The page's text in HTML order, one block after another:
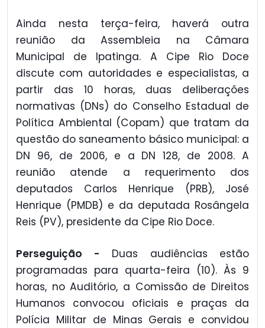
Ainda nesta terça-feira, haverá outra
reunião da Assembleia na Câmara
Municipal de Ipatinga. A Cipe Rio Doce
discute com autoridades e especialistas, a
partir das 10 horas, duas deliberações
normativas (DNs) do Conselho Estadual de
Política Ambiental (Copam) que tratam da
questão do saneamento básico municipal: a
DN 96, de 2006, e a DN 128, de 2008. A
reunião atende a requerimento dos
deputados Carlos Henrique (PRB), José
Henrique (PMDB) e da deputada Rosângela
Reis (PV), presidente da Cipe Rio Doce.
Perseguição - Duas audiências estão
programadas para quarta-feira (10). Às 9
horas, no Auditório, a Comissão de Direitos
Humanos convocou oficiais e praças da
Polícia Militar de Minas Gerais e convidou